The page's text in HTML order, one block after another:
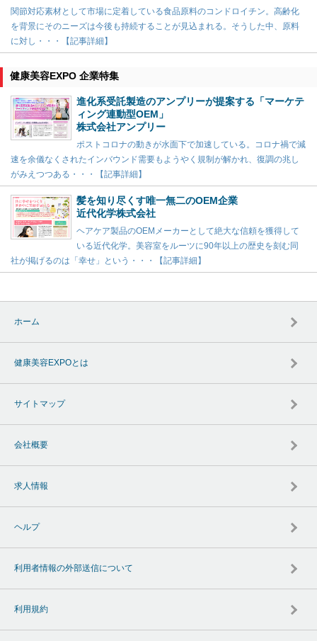
関節対応素材として市場に定着している食品原料のコンドロイチン。高齢化
を背景にそのニーズは今後も持続することが見込まれる。そうした中、原料
に対し・・・【記事詳細】
健康美容EXPO 企業特集
進化系受託製造のアンプリーが提案する「マーケテ
ィング連動型OEM」
株式会社アンプリー
ポストコロナの動きが水面下で加速している。コロナ禍で減
速を余儀なくされたインバウンド需要もようやく規制が解かれ、復調の兆し
がみえつつある・・・【記事詳細】
髪を知り尽くす唯一無二のOEM企業
近代化学株式会社
ヘアケア製品のOEMメーカーとして絶大な信頼を獲得して
いる近代化学。美容室をルーツに90年以上の歴史を刻む同
社が掲げるのは「幸せ」という・・・【記事詳細】
ホーム
健康美容EXPOとは
サイトマップ
会社概要
求人情報
ヘルプ
利用者情報の外部送信について
利用規約